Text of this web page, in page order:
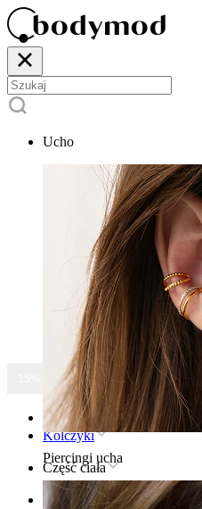
Ucho
Piercingi ucha
15% ZNIŻKI NA CAŁĄ BIŻUTERIĘ
Strona główna
Kolczyki
Część ciała
Ucho